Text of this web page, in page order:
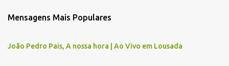
e
t
Mensagens Mais Populares
João Pedro Pais, A nossa hora | Ao Vivo em Lousada